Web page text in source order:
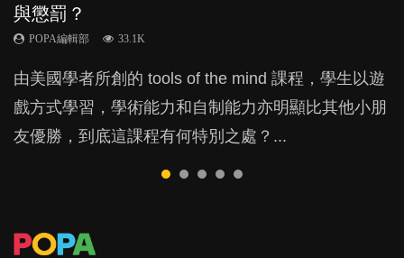
與懲罰？
POPA編輯部 33.1K
由美國學者所創的 tools of the mind 課程，學生以遊
戲方式學習，學術能力和自制能力亦明顯比其他小朋
友優勝，到底這課程有何特別之處？...
月大前上堂不見效果
POPA編輯部 47.1K
現今小朋友的起跑線，愈推愈前。雖然政府並無官方
的統計數字，但粗略估算，香港至少有六、七百家早
期教育中心，但孩子是否愈早上Playgroup愈好？...
POPA編輯部
鬱，影響日常生活，嚴重的甚至會有自殺，或傷害小
朋友的念頭。但為何爸爸患上產後抑鬱往往難以察
覺？...
力與價值
POPA編輯部 25.8K
許多媽媽心底可能都有一刻掙扎過：究竟全職好，還
是在職好。雖說每個家庭都有自己的獨特狀況和考慮
因素，但原來全職和在職媽媽所養育的子女其實都各
POPA編輯部
很擔心囝囝是否有易服癖？或是有性別認同障礙？其
實原來可能係父母先入為主的性別定型觀影響？...